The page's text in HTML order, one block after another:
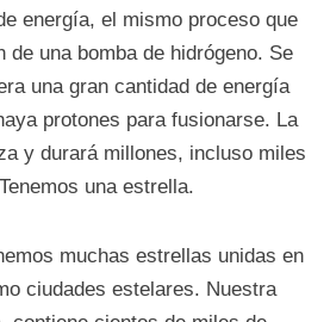
energía, el mismo proceso que
de una bomba de hidrógeno. Se
una gran cantidad de energía
protones para fusionarse. La
y durará millones, incluso miles
una estrella.
muchas estrellas unidas en
ciudades estelares. Nuestra